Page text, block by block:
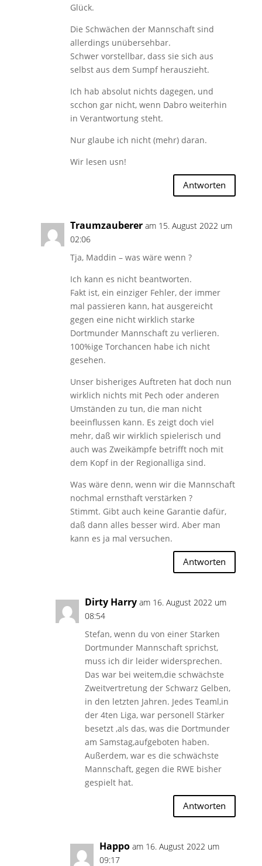
Glück.
Die Schwächen der Mannschaft sind
allerdings unübersehbar.
Schwer vorstellbar, dass sie sich aus
selbst aus dem Sumpf herauszieht.
Ich hab absolut nichts dagegen, und
scchon gar nicht, wenn Dabro weiterhin
in Verantwortung steht.
Nur glaube ich nicht (mehr) daran.
Wir lesen usn!
Antworten
Traumzauberer am 15. August 2022 um
02:06
Tja, Maddin – was wäre wenn ?
Ich kann es nicht beantworten.
Fakt ist, ein einziger Fehler, der immer
mal passieren kann, hat ausgereicht
gegen eine nicht wirklich starke
Dortmunder Mannschaft zu verlieren.
100%ige Torchancen habe ich nicht
gesehen.
Unser bisheriges Auftreten hat doch nun
wirklich nichts mit Pech oder anderen
Umständen zu tun, die man nicht
beeinflussen kann. Es zeigt doch viel
mehr, daß wir wirklich spielerisch und
auch was Zweikämpfe betrifft noch mit
dem Kopf in der Regionalliga sind.
Was wäre denn, wenn wir die Mannschaft
nochmal ernsthaft verstärken ?
Stimmt. Gibt auch keine Garantie dafür,
daß dann alles besser wird. Aber man
kann es ja mal versuchen.
Antworten
Dirty Harry am 16. August 2022 um
08:54
Stefan, wenn du von einer Starken
Dortmunder Mannschaft sprichst,
muss ich dir leider widersprechen.
Das war bei weitem,die schwächste
Zweitvertretung der Schwarz Gelben,
in den letzten Jahren. Jedes Teaml,in
der 4ten Liga, war personell Stärker
besetzt ,als das, was die Dortmunder
am Samstag,aufgeboten haben.
Außerdem, war es die schwächste
Mannschaft, gegen die RWE bisher
gespielt hat.
Antworten
Happo am 16. August 2022 um
09:17